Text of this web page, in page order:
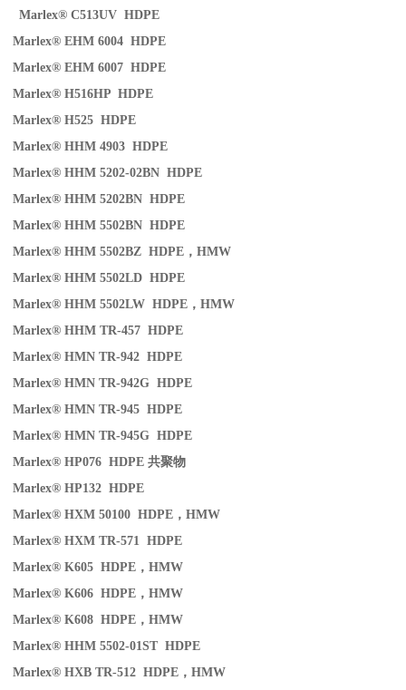
Marlex® C513UV HDPE
Marlex® EHM 6004 HDPE
Marlex® EHM 6007 HDPE
Marlex® H516HP HDPE
Marlex® H525 HDPE
Marlex® HHM 4903 HDPE
Marlex® HHM 5202-02BN HDPE
Marlex® HHM 5202BN HDPE
Marlex® HHM 5502BN HDPE
Marlex® HHM 5502BZ HDPE ，HMW
Marlex® HHM 5502LD HDPE
Marlex® HHM 5502LW HDPE ，HMW
Marlex® HHM TR-457 HDPE
Marlex® HMN TR-942 HDPE
Marlex® HMN TR-942G HDPE
Marlex® HMN TR-945 HDPE
Marlex® HMN TR-945G HDPE
Marlex® HP076 HDPE共聚物
Marlex® HP132 HDPE
Marlex® HXM 50100 HDPE ，HMW
Marlex® HXM TR-571 HDPE
Marlex® K605 HDPE ，HMW
Marlex® K606 HDPE ，HMW
Marlex® K608 HDPE ，HMW
Marlex® HHM 5502-01ST HDPE
Marlex® HXB TR-512 HDPE ，HMW